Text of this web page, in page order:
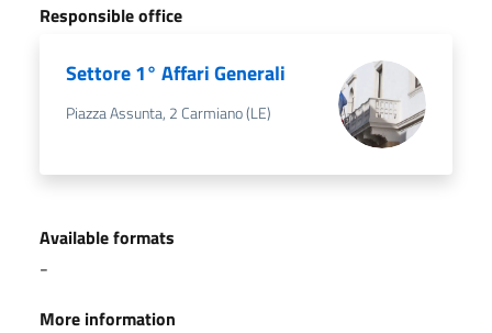
Responsible office
Settore 1° Affari Generali
Piazza Assunta, 2 Carmiano (LE)
Available formats
-
More information